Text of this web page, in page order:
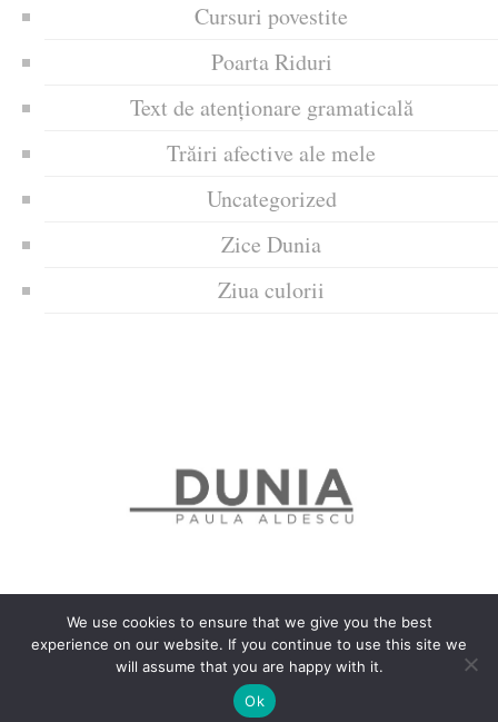
Cursuri povestite
Poarta Riduri
Text de atenționare gramaticală
Trăiri afective ale mele
Uncategorized
Zice Dunia
Ziua culorii
Politica de confidențialitate
Politică privind fișierele cookies
Copyrights © 2018 Dunia
We use cookies to ensure that we give you the best
experience on our website. If you continue to use this site we
will assume that you are happy with it.
Ok